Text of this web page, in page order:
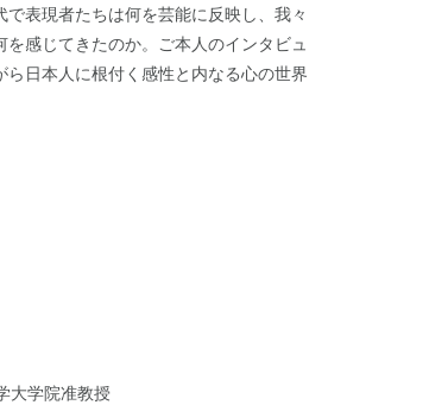
で表現者たちは何を芸能に反映し、我々
を感じてきたのか。ご本人のインタビュ
ら日本人に根付く感性と内なる心の世界
大学院准教授